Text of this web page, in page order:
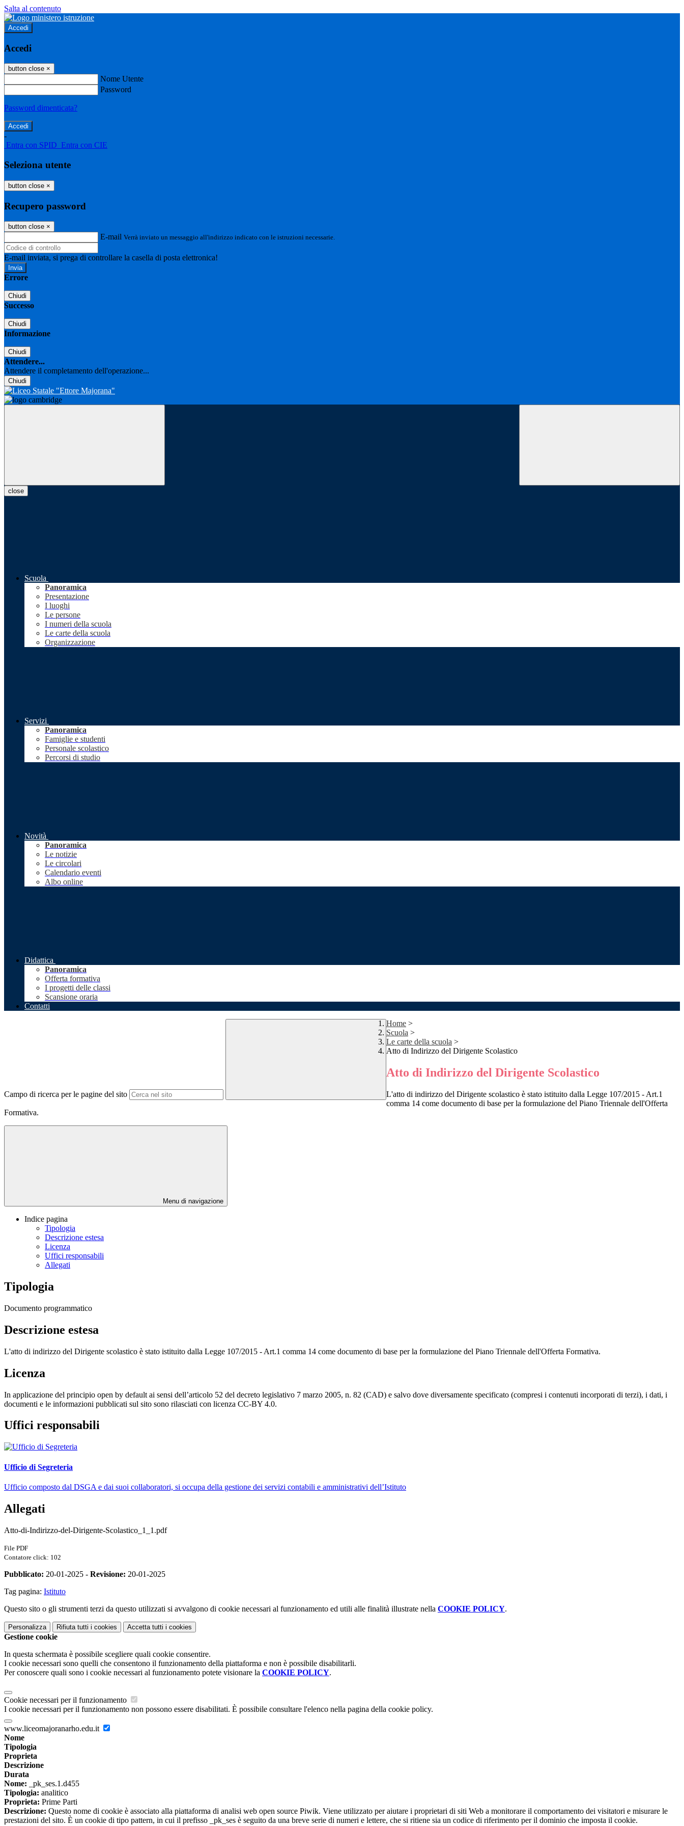
Salta al contenuto
Accedi
Accedi
button close ×
Nome Utente
Password
Password dimenticata?
-
Entra con SPID Entra con CIE
Seleziona utente
button close ×
Recupero password
button close ×
E-mail Verrà inviato un messaggio all'indirizzo indicato con le istruzioni necessarie.
E-mail inviata, si prega di controllare la casella di posta elettronica!
Errore
Chiudi
Successo
Chiudi
Informazione
Chiudi
Attendere...
Attendere il completamento dell'operazione...
Chiudi
close
Scuola
Panoramica
Presentazione
I luoghi
Le persone
I numeri della scuola
Le carte della scuola
Organizzazione
Servizi
Panoramica
Famiglie e studenti
Personale scolastico
Percorsi di studio
Novità
Panoramica
Le notizie
Le circolari
Calendario eventi
Albo online
Didattica
Panoramica
Offerta formativa
I progetti delle classi
Scansione oraria
Contatti
Campo di ricerca per le pagine del sito
Home >
Scuola >
Le carte della scuola >
Atto di Indirizzo del Dirigente Scolastico
Atto di Indirizzo del Dirigente Scolastico
L'atto di indirizzo del Dirigente scolastico è stato istituito dalla Legge 107/2015 - Art.1
comma 14 come documento di base per la formulazione del Piano Triennale dell'Offerta
Formativa.
Menu di navigazione
Indice pagina
Tipologia
Descrizione estesa
Licenza
Uffici responsabili
Allegati
Tipologia
Documento programmatico
Descrizione estesa
L'atto di indirizzo del Dirigente scolastico è stato istituito dalla Legge 107/2015 - Art.1 comma 14 come documento di base per la formulazione del Piano Triennale dell'Offerta Formativa.
Licenza
In applicazione del principio open by default ai sensi dell’articolo 52 del decreto legislativo 7 marzo 2005, n. 82 (CAD) e salvo dove diversamente specificato (compresi i contenuti incorporati di terzi), i dati, i
documenti e le informazioni pubblicati sul sito sono rilasciati con licenza CC-BY 4.0.
Uffici responsabili
Ufficio di Segreteria
Ufficio composto dal DSGA e dai suoi collaboratori, si occupa della gestione dei servizi contabili e amministrativi dell’Istituto
Allegati
Atto-di-Indirizzo-del-Dirigente-Scolastico_1_1.pdf
File PDF
Contatore click: 102
Pubblicato: 20-01-2025 - Revisione: 20-01-2025
Tag pagina: Istituto
Questo sito o gli strumenti terzi da questo utilizzati si avvalgono di cookie necessari al funzionamento ed utili alle finalità illustrate nella COOKIE POLICY.
Personalizza Rifiuta tutti i cookies Accetta tutti i cookies
Gestione cookie
In questa schermata è possibile scegliere quali cookie consentire.
I cookie necessari sono quelli che consentono il funzionamento della piattaforma e non è possibile disabilitarli.
Per conoscere quali sono i cookie necessari al funzionamento potete visionare la COOKIE POLICY.
Cookie necessari per il funzionamento
I cookie necessari per il funzionamento non possono essere disabilitati. È possibile consultare l'elenco nella pagina della cookie policy.
www.liceomajoranarho.edu.it
Nome
Tipologia
Proprieta
Descrizione
Durata
Nome: _pk_ses.1.d455
Tipologia: analitico
Proprieta: Prime Parti
Descrizione: Questo nome di cookie è associato alla piattaforma di analisi web open source Piwik. Viene utilizzato per aiutare i proprietari di siti Web a monitorare il comportamento dei visitatori e misurare le
prestazioni del sito. È un cookie di tipo pattern, in cui il prefisso _pk_ses è seguito da una breve serie di numeri e lettere, che si ritiene sia un codice di riferimento per il dominio che imposta il cookie.